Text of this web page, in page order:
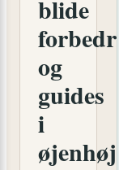
blide
og
guides
i